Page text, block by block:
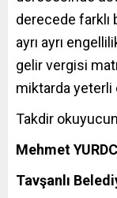
derecede farklı
ayrı ayrı
gelir vergisi
miktarda yeterli
Takdir
Mehmet
Tavşanlı